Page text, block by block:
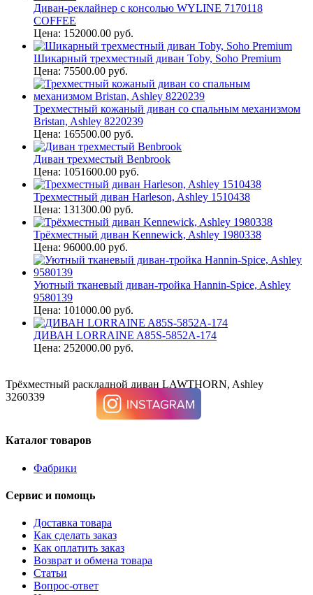
Диван-реклайнер с консолью WYLINE 7170118
COFFEE
Цена: 152000.00 руб.
Шикарный трехместный диван Toby, Soho Premium
Цена: 75500.00 руб.
Трехместный кожаный диван со спальным механизмом
Bristan, Ashley 8220239
Цена: 165500.00 руб.
Диван трехместый Benbrook
Цена: 1051600.00 руб.
Трехместный диван Harleson, Ashley 1510438
Цена: 131300.00 руб.
Трёхместный диван Kennewick, Ashley 1980338
Цена: 96000.00 руб.
Уютный тканевый диван-тройка Hannin-Spice, Ashley
9580139
Цена: 101000.00 руб.
ДИВАН LORRAINE A85S-5852A-174
Цена: 252000.00 руб.
Трёхместный раскладной диван LAWTHORN, Ashley
3260339
Каталог товаров
Фабрики
Сервис и помощь
Доставка товара
Как сделать заказ
Как оплатить заказ
Возврат и обмена товара
Статьи
Вопрос-ответ